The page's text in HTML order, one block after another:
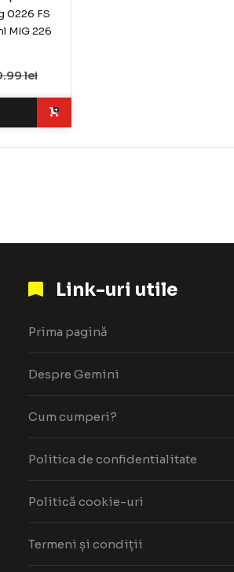
0226 FS
MIG 226
lei
Link-uri utile
Prima pagină
Despre Gemini
Cum cumperi?
Politica de confidentialitate
Politică cookie-uri
Termeni și condiții